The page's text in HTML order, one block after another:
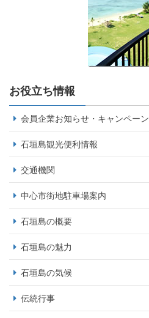
お役立ち情報
会員企業お知らせ・キャンペーン
石垣島観光便利情報
交通機関
中心市街地駐車場案内
石垣島の概要
石垣島の魅力
石垣島の気候
伝統行事